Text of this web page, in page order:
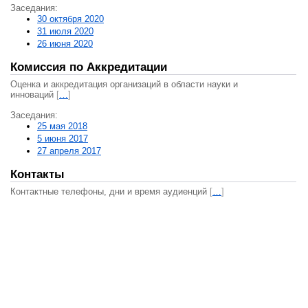
Заседания:
30 октября 2020
31 июля 2020
26 июня 2020
Комиссия по Аккредитации
Оценка и аккредитация организаций в области науки и
инноваций […]
Заседания:
25 мая 2018
5 июня 2017
27 апреля 2017
Контакты
Контактные телефоны, дни и время аудиенций […]